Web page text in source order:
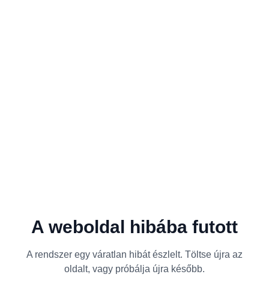
A weboldal hibába futott
A rendszer egy váratlan hibát észlelt. Töltse újra az
oldalt, vagy próbálja újra később.